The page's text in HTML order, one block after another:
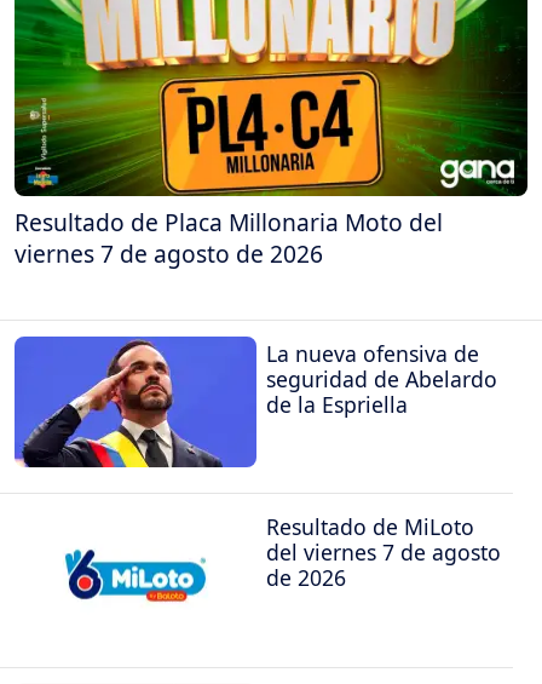
Resultado de Placa Millonaria Moto del
viernes 7 de agosto de 2026
La nueva ofensiva de
seguridad de Abelardo
de la Espriella
Resultado de MiLoto
del viernes 7 de agosto
de 2026